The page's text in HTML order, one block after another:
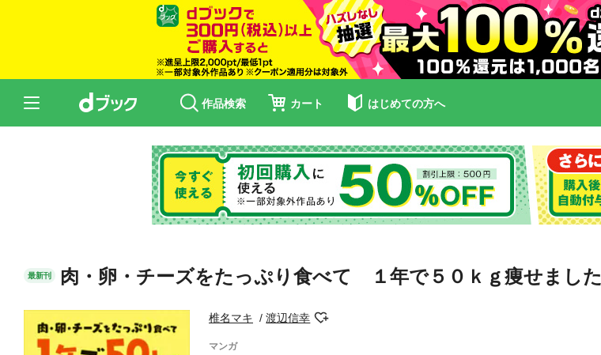
作品検索 カート はじめての方へ
最新刊 肉・卵・チーズをたっぷり食べて １年で５０ｋｇ痩せました
椎名マキ 渡辺信幸
マンガ